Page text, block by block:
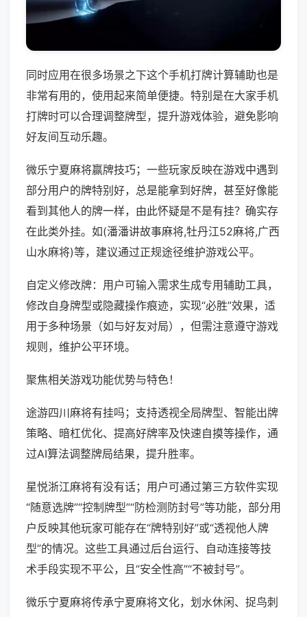
同时应用在很多场景之下这个手机打牌计算辅助也是
非常有用的，使用起来简单便捷。特别是在大家手机
打牌时可以合理调整牌型，提升游戏体验，避免影响
好友间互动乐趣。
微乐宁夏麻将赢牌技巧；一些玩家反映在游戏中遇到
部分用户的牌特别好，总是能拿到好牌，甚至好像能
看到其他人的牌一样，由此怀疑是不是有挂？确实存
在此类外挂。如(潘潘讲故事麻将,牡丹江52麻将,广西
山水麻将)等，建议通过正规途径维护游戏公平。
自定义修改牌：用户可输入需求生成专用辅助工具，
修改自身牌型或隐藏操作痕迹，实现“必胜”效果，适
用于多种场景（如与好友对局），但需注意遵守游戏
规则，维护公平环境。
聚焦相关游戏功能优势与特色！
途游四川麻将有挂吗；支持透视全局牌型、智能出牌
策略、暗杠优化、提高好牌率及快速自摸等操作，通
过AI算法调整牌局结果，提升胜率。
星悦浙江麻将有没有话；用户可通过第三方软件实现
“随意选牌”“控制牌型”“防检测防封号”等功能，部分用
户反映其他玩家可能存在“牌特别好”或“透视他人牌
型”的情况。这些工具通过后台运行、自动连接等技
术手段实现不平公，且“安全性高”“不被封号”。
微乐宁夏麻将传承宁夏麻将文化，划水休闲、捉鸟刺